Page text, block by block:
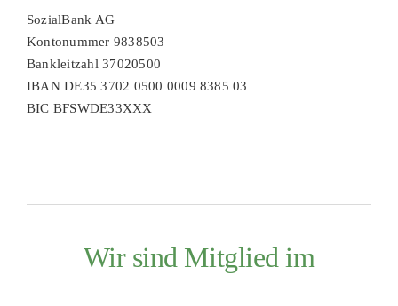
SozialBank AG
Kontonummer 9838503
Bankleitzahl 37020500
IBAN DE35 3702 0500 0009 8385 03
BIC BFSWDE33XXX
Wir sind Mitglied im